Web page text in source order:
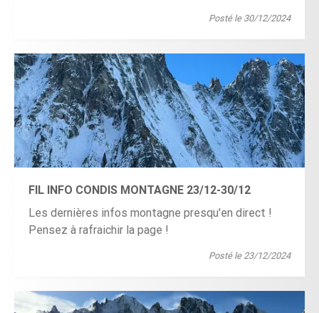
Posté le 30/12/2024
FIL INFO CONDIS MONTAGNE 23/12-30/12
Les dernières infos montagne presqu'en direct !
Pensez à rafraichir la page !
Posté le 23/12/2024